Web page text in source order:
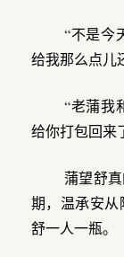
“不是今
给我那么点儿
“老蒲我
给你打包回来
蒲望舒
期，温承安
舒一人一瓶。